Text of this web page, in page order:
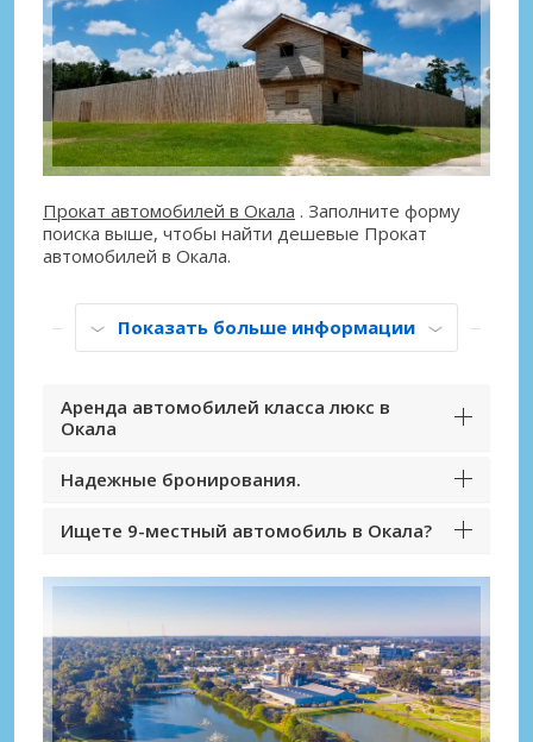
Прокат автомобилей в Окала . Заполните форму
поиска выше, чтобы найти дешевые Прокат
автомобилей в Окала.
Показать больше информации
Аренда автомобилей класса люкс в
Окала
Надежные бронирования.
Ищете 9-местный автомобиль в Окала?